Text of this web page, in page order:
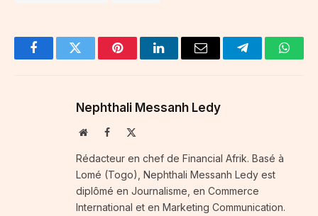
FacebookTwitter PinterestLinkedInEmail Telegram
Nephthali Messanh Ledy
WebsiteFacebook
Rédacteur en chef de Financial Afrik. Basé à
Lomé (Togo), Nephthali Messanh Ledy est
diplômé en Journalisme, en Commerce
International et en Marketing Communication.